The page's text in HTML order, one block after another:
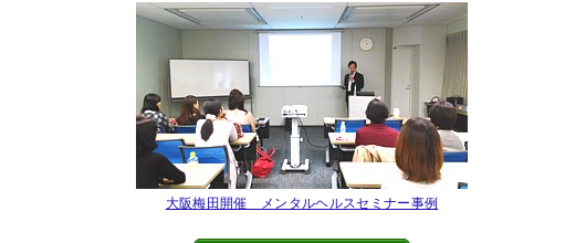
大阪梅田開催 メンタルヘルスセミナー事例